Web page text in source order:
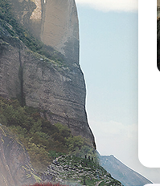
2:
-
GB
Assassin's Creed
Shadows
Размер: 117 GB